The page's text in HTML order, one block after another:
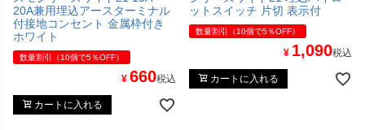
20A兼用埋込アースターミナル
付接地コンセント 金属枠付き
ホワイト
数量割引（10個で5％OFF）
¥ 660税込
カートに入れる
ットスイッチ 片切 表示付
数量割引（10個で5％OFF）
¥ 1,090税込
カートに入れる